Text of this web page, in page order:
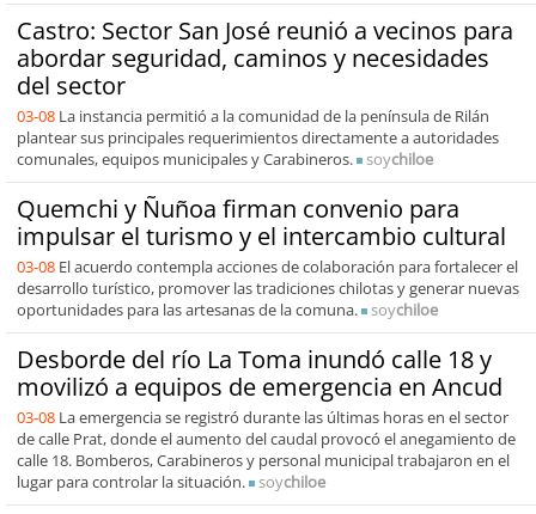
Castro: Sector San José reunió a vecinos para
abordar seguridad, caminos y necesidades
del sector
03-08 La instancia permitió a la comunidad de la península de Rilán
plantear sus principales requerimientos directamente a autoridades
comunales, equipos municipales y Carabineros.
soychiloe
Quemchi y Ñuñoa firman convenio para
impulsar el turismo y el intercambio cultural
03-08 El acuerdo contempla acciones de colaboración para fortalecer el
desarrollo turístico, promover las tradiciones chilotas y generar nuevas
oportunidades para las artesanas de la comuna.
soychiloe
Desborde del río La Toma inundó calle 18 y
movilizó a equipos de emergencia en Ancud
03-08 La emergencia se registró durante las últimas horas en el sector
de calle Prat, donde el aumento del caudal provocó el anegamiento de
calle 18. Bomberos, Carabineros y personal municipal trabajaron en el
lugar para controlar la situación.
soychiloe